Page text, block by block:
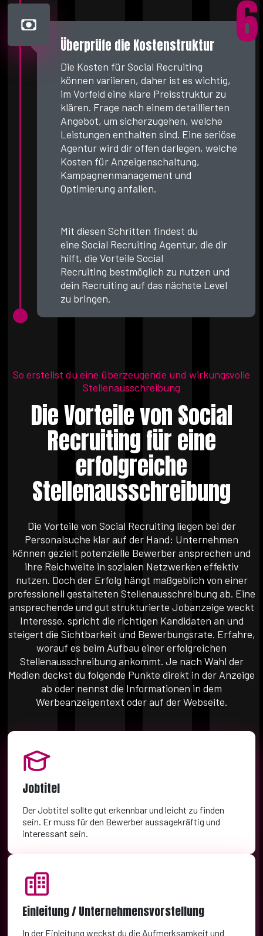
6
Überprüfe die Kostenstruktur
Die Kosten für Social Recruiting
können variieren, daher ist es wichtig,
im Vorfeld eine klare Preisstruktur zu
klären. Frage nach einem detaillierten
Angebot, um sicherzugehen, welche
Leistungen enthalten sind. Eine seriöse
Agentur wird dir offen darlegen, welche
Kosten für Anzeigenschaltung,
Kampagnenmanagement und
Optimierung anfallen.
Mit diesen Schritten findest du
eine Social Recruiting Agentur, die dir
hilft, die Vorteile Social
Recruiting bestmöglich zu nutzen und
dein Recruiting auf das nächste Level
zu bringen.
So erstellst du eine überzeugende und wirkungsvolle
Stellenausschreibung
Die Vorteile von Social
Recruiting für eine
erfolgreiche
Stellenausschreibung
Die Vorteile von Social Recruiting liegen bei der
Personalsuche klar auf der Hand: Unternehmen
können gezielt potenzielle Bewerber ansprechen und
ihre Reichweite in sozialen Netzwerken effektiv
nutzen. Doch der Erfolg hängt maßgeblich von einer
professionell gestalteten Stellenausschreibung ab. Eine
ansprechende und gut strukturierte Jobanzeige weckt
Interesse, spricht die richtigen Kandidaten an und
steigert die Sichtbarkeit und Bewerbungsrate. Erfahre,
worauf es beim Aufbau einer erfolgreichen
Stellenausschreibung ankommt. Je nach Wahl der
Medien deckst du folgende Punkte direkt in der Anzeige
ab oder nennst die Informationen in dem
Werbeanzeigentext oder auf der Webseite.
Jobtitel
Der Jobtitel sollte gut erkennbar und leicht zu finden
sein. Er muss für den Bewerber aussagekräftig und
interessant sein.
Einleitung / Unternehmensvorstellung
In der Einleitung weckst du die Aufmerksamkeit und